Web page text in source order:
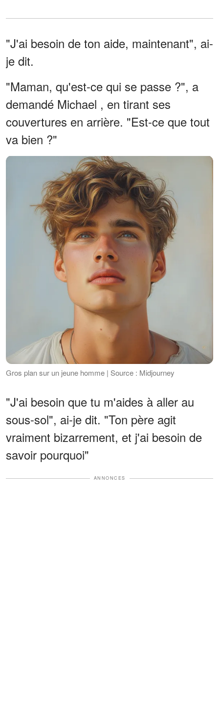
"J'ai besoin de ton aide, maintenant", ai-
je dit.
"Maman, qu'est-ce qui se passe ?", a
demandé Michael , en tirant ses
couvertures en arrière. "Est-ce que tout
va bien ?"
Gros plan sur un jeune homme | Source : Midjourney
"J'ai besoin que tu m'aides à aller au
sous-sol", ai-je dit. "Ton père agit
vraiment bizarrement, et j'ai besoin de
savoir pourquoi"
ANNONCES